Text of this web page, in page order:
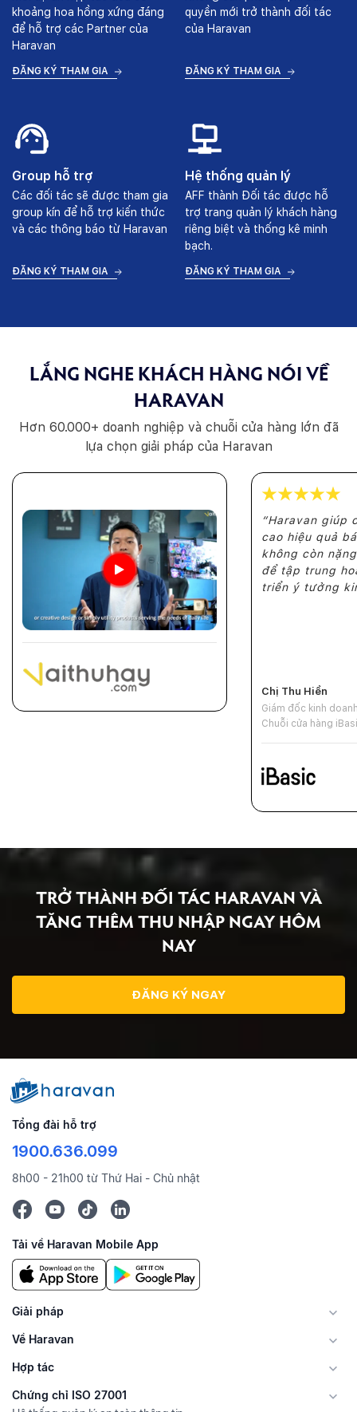
khoảng hoa hồng xứng đáng
để hỗ trợ các Partner của
Haravan
ĐĂNG KÝ THAM GIA
quyền mới trở thành đối tác
của Haravan
ĐĂNG KÝ THAM GIA
Group hỗ trợ
Các đối tác sẽ được tham gia
group kín để hỗ trợ kiến thức
và các thông báo từ Haravan
ĐĂNG KÝ THAM GIA
Hệ thống quản lý
AFF thành Đối tác được hỗ
trợ trang quản lý khách hàng
riêng biệt và thống kê minh
bạch.
ĐĂNG KÝ THAM GIA
LẮNG NGHE KHÁCH HÀNG NÓI VỀ
HARAVAN
Hơn 60.000+ doanh nghiệp và chuỗi cửa hàng lớn đã
lựa chọn giải pháp của Haravan
“Haravan giúp
cao hiệu quả
không còn
để tập trung
triển ý tưởng
Chị Thu Hiền
Giám đốc kinh
Chuỗi cửa hàng
TRỞ THÀNH ĐỐI TÁC HARAVAN VÀ
TĂNG THÊM THU NHẬP NGAY HÔM
NAY
ĐĂNG KÝ NGAY
Tổng đài hỗ trợ
1900.636.099
8h00 - 21h00 từ Thứ Hai - Chủ nhật
Tải về Haravan Mobile App
Giải pháp
Về Haravan
Hợp tác
Chứng chỉ ISO 27001